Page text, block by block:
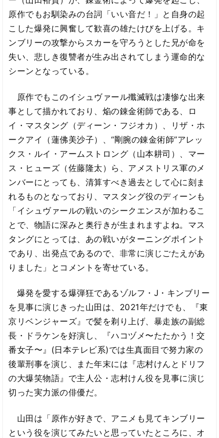
原作でもお馴染みの台詞「いい音だ！」と自身の起
こした爆発に興奮して歓喜の雄たけびを上げる。キ
ンブリーの攻撃からスカーを守ろうとした兄が命を
失い、悲しき復讐者が生み出されてしまう運命的な
シーンとなっている。
原作でもこのイシュヴァール殲滅戦は凄惨な出来
事として描かれており、焔の錬金術師である、ロ
イ・マスタング（ディーン・フジオカ）、リザ・ホ
ークアイ（蓮佛美沙子）、“剛腕の錬金術師”アレッ
クス・ルイ・アームストロング（山本耕司）、マー
ス・ヒューズ（佐藤隆太）ら、アメストリス軍のメ
ンバーにとっても、清算すべき過去として心に刻ま
れるものとなっており、マスタング役のディーンも
「イシュヴァールの戦いのシークエンスが加わるこ
とで、物語に深みと奥行きが生まれますよね。マス
タングにとっては、あの戦いがターニングポイント
であり、出発点であるので、非常に演じごたえがあ
りました」とコメントを寄せている。
爆発を愛する爆弾狂であるゾルフ・J・キンブリー
を見事に演じきった山田は、2021年だけでも、『東
京リベンジャーズ』で髪を剃り上げ、暴走族の副総
長・ドラケンを好演し、『ハコヅメ〜たたかう！交
番女子〜』(日本テレビ系)では生真面目で努力家の
後輩刑事を演じ、また年末には『志村けんとドリフ
の大爆笑物語』で主人公・志村けん役を見事に演じ
切った実力派の俳優だ。
山田は「原作が好きで、アニメも見てキンブリー
という役を演じてみたいと思っていたところに、オ